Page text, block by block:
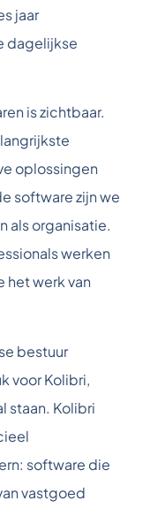
jaar
dagelijkse
is zichtbaar.
oplossingen
software zijn we
als organisatie.
werken
het werk van
bestuur
voor Kolibri,
staan. Kolibri
software die
vastgoed